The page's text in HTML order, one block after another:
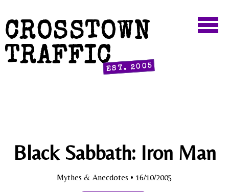
CROSSTOWN
TRAFFICEST. 2005
Black Sabbath: Iron Man
Mythes & Anecdotes • 16/10/2005